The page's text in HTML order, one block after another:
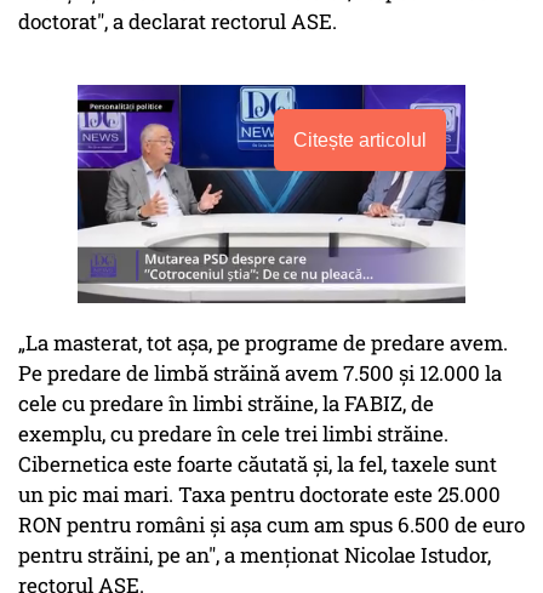
doctorat", a declarat rectorul ASE.
Citește articolul
„La masterat, tot așa, pe programe de predare avem.
Pe predare de limbă străină avem 7.500 și 12.000 la
cele cu predare în limbi străine, la FABIZ, de
exemplu, cu predare în cele trei limbi străine.
Cibernetica este foarte căutată și, la fel, taxele sunt
un pic mai mari. Taxa pentru doctorate este 25.000
RON pentru români și așa cum am spus 6.500 de euro
pentru străini, pe an", a menționat Nicolae Istudor,
rectorul ASE.